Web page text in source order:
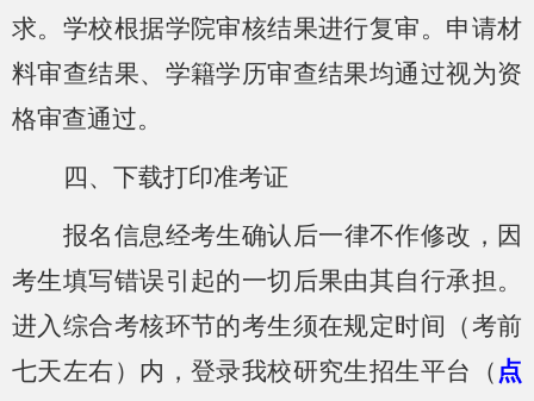
求。 学校根据学院审核结果进行复审。 申请材
料审查结果、学籍学历审查结果均通过视为资
格审查通过。
四、下载打印准考证
报名信息经考生确认后一律不作修改，因
考生填写错误引起的一切后果由其自行承担。
进入综合考核环节的考生须在规定时间 （考前
七天左右） 内 ， 登录我校研究生招生平台（ 点